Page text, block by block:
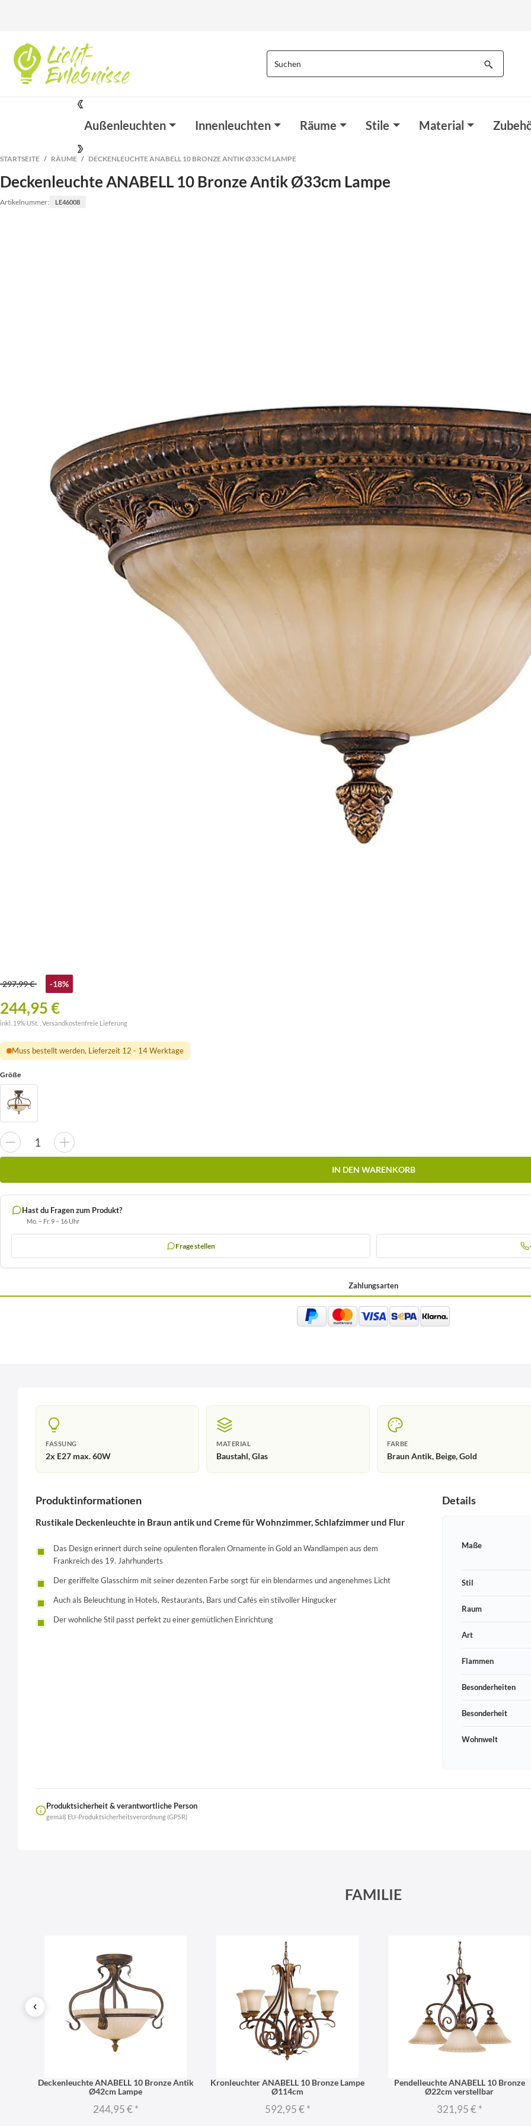
Außenleuchten Innenleuchten Räume Stile Material
STARTSEITE RÄUME DECKENLEUCHTE ANABELL 10 BRONZE ANTIK Ø33CM LAMPE
Deckenleuchte ANABELL 10 Bronze Antik Ø33cm Lampe
Artikelnummer: LE46008
297,99 € -18%
244,95 €
inkl. 19% USt. , Versandkostenfreie Lieferung
Muss bestellt werden, Lieferzeit 12 - 14 Werktage
Größe
IN DEN WARENKORB
Hast du Fragen zum Produkt?
Mo. – Fr. 9 – 16 Uhr
Frage stellen
Zahlungsarten
FASSUNG
2x E27 max. 60W
MATERIAL
Baustahl, Glas
FARBE
Braun Antik, Beige, Gold
Produktinformationen
Rustikale Deckenleuchte in Braun antik und Creme für Wohnzimmer, Schlafzimmer und Flur
Das Design erinnert durch seine opulenten floralen Ornamente in Gold an Wandlampen aus dem
Frankreich des 19. Jahrhunderts
Der geriffelte Glasschirm mit seiner dezenten Farbe sorgt für ein blendarmes und angenehmes Licht
Auch als Beleuchtung in Hotels, Restaurants, Bars und Cafés ein stilvoller Hingucker
Der wohnliche Stil passt perfekt zu einer gemütlichen Einrichtung
Details
Maße
Stil
Raum
Art
Flammen
Besonderheiten
Besonderheit
Wohnwelt
Produktsicherheit & verantwortliche Person
gemäß EU-Produktsicherheitsverordnung (GPSR)
FAMILIE
Deckenleuchte ANABELL 10 Bronze Antik
Ø42cm Lampe
244,95 €*
Kronleuchter ANABELL 10 Bronze Lampe
Ø114cm
592,95 €*
Pendelleuchte ANABELL 10 Bronze
Ø22cm verstellbar
321,95 €*